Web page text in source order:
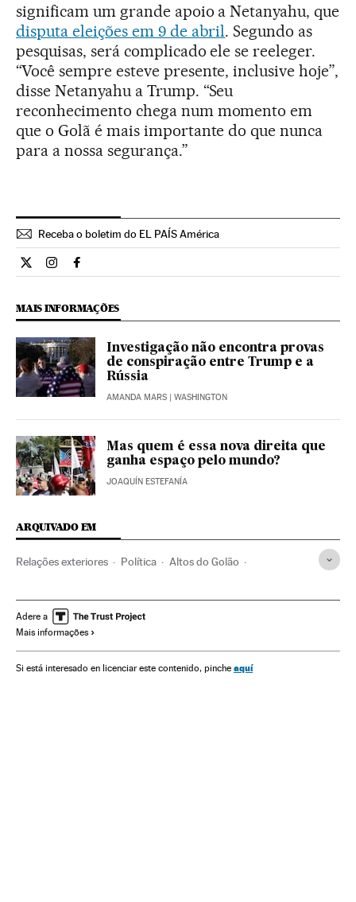
significam um grande apoio a Netanyahu, que
disputa eleições em 9 de abril. Segundo as
pesquisas, será complicado ele se reeleger.
“Você sempre esteve presente, inclusive hoje”,
disse Netanyahu a Trump. “Seu
reconhecimento chega num momento em
que o Golã é mais importante do que nunca
para a nossa segurança.”
Receba o boletim do EL PAÍS América
Internacional El País Brasil en Twitter
Internacional El País Brasil en Instagram
Internacional El País Brasil en Facebook
MAIS INFORMAÇÕES
Investigação não encontra provas
de conspiração entre Trump e a
Rússia
AMANDA MARS | WASHINGTON
Mas quem é essa nova direita que
ganha espaço pelo mundo?
JOAQUÍN ESTEFANÍA
ARQUIVADO EM
Relações exteriores Política Altos do Golão
Territórios palestinos Geopolítica
Oriente médio
Adere a
Mais informações
Si está interesado en licenciar este contenido, pinche aquí